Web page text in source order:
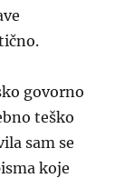
govorno
teško
sam se
koje